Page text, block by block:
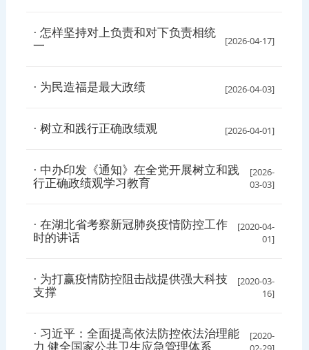
· 怎样坚持对上负责和对下负责相统
一
[2026-04-17]
· 为民造福是最大政绩 [2026-04-03]
· 树立和践行正确政绩观 [2026-04-01]
· 中办印发《通知》在全党开展树立和践
行正确政绩观学习教育
[2026-
03-03]
· 在湖北省考察新冠肺炎疫情防控工作
时的讲话
[2020-04-
01]
· 为打赢疫情防控阻击战提供强大科技
支撑
[2020-03-
16]
· 习近平：全面提高依法防控依法治理能
力 健全国家公共卫生应急管理体系
[2020-